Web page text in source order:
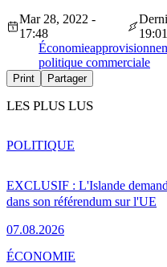
Mar 28, 2022 -
17:48
19:01
Économie
politique commerciale
Print Partager
LES PLUS LUS
EXCLUSIF : L'Islande
dans son référendum sur l'UE
07.08.2026
POLITIQUE
ÉCONOMIE